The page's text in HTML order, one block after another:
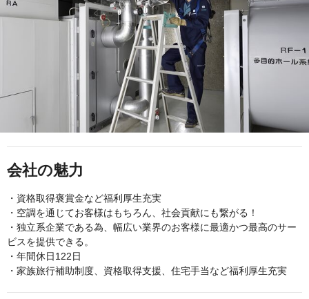
会社の魅力
・資格取得褒賞金など福利厚生充実
・空調を通じてお客様はもちろん、社会貢献にも繋がる！
・独立系企業である為、幅広い業界のお客様に最適かつ最高のサー
ビスを提供できる。
・年間休日122日
・家族旅行補助制度、資格取得支援、住宅手当など福利厚生充実